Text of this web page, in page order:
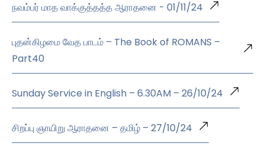
நவம்பர் மாத வாக்குத்தத்த ஆராதனை - 01/11/24
புதன்கிழமை வேத பாடம் – The Book of ROMANS –
Part40
Sunday Service in English – 6.30AM – 26/10/24
சிறப்பு ஞாயிறு ஆராதனை – தமிழ் – 27/10/24